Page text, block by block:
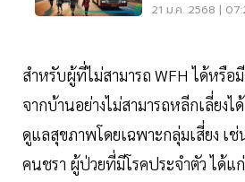
21 ม.ค. 2568 |
สำหรับผู้ที่ไม่สามารถ WFH ได้หรือ
จากบ้านอย่างไม่สามารถหลีกเลี่ยงไ
ดูแลสุขภาพโดยเฉพาะกลุ่มเสี่ยง เ
คนชรา ผู้ป่วยที่มีโรคประจำตัว ได้แ